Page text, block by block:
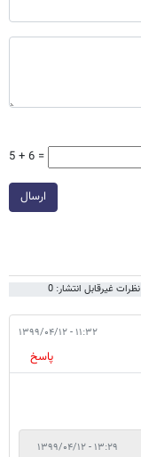
5 + 6 =
ارسال
نظرات غیرقابل انتشار: 0
۱۱:۳۲ - ۱۳۹۹/۰۴/۱۲
پاسخ
۱۳:۲۹ - ۱۳۹۹/۰۴/۱۲